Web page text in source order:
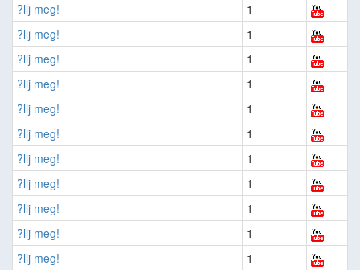
?llj meg!
1
?llj meg!
1
?llj meg!
1
?llj meg!
1
?llj meg!
1
?llj meg!
1
?llj meg!
1
?llj meg!
1
?llj meg!
1
?llj meg!
1
?llj meg!
1